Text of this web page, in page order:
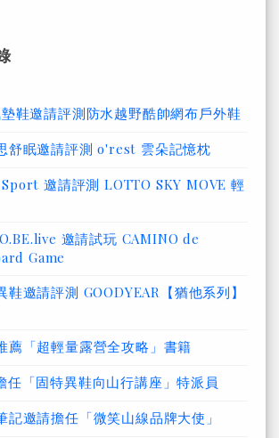
鞋邀請評測防水越野酷帥網布戶外鞋
舒眠邀請評測 o'rest 雲朵記憶枕
邀請評測 LOTTO SKY MOVE 輕
邀請試玩 CAMINO de
Game
鞋邀請評測 GOODYEAR【猶他系列】
薦「超輕量露營全攻略」書籍
任「固特異鞋向山行講座」特派員
記邀請擔任「微笑山線品牌大使」